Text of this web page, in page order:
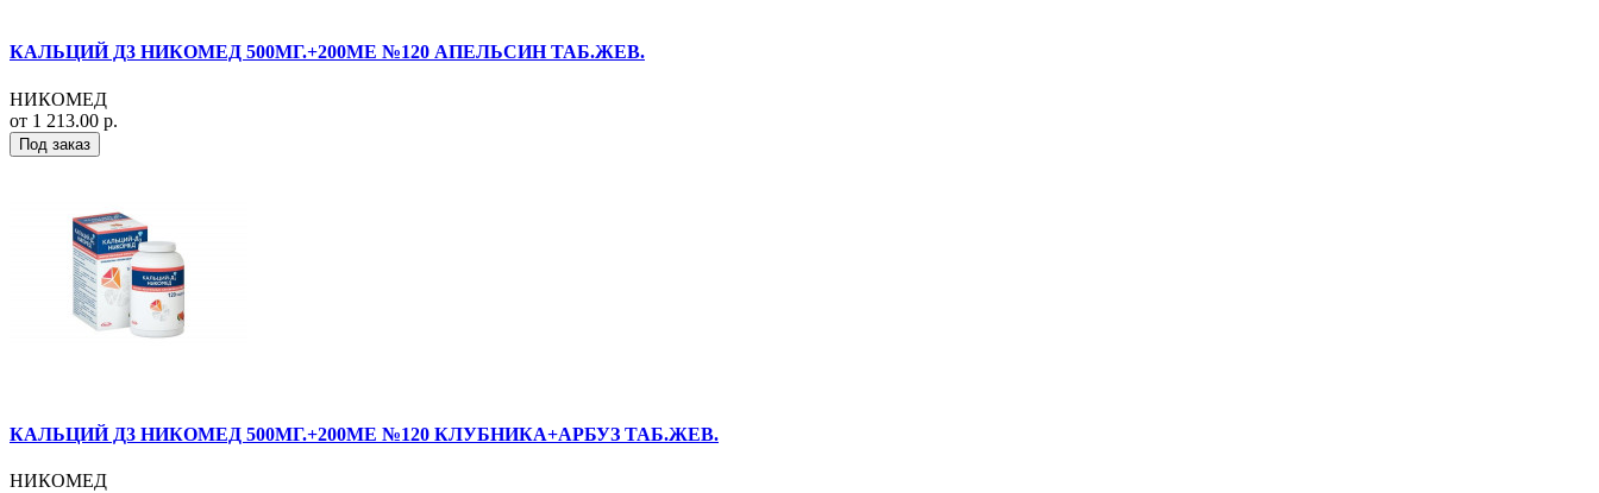
КАЛЬЦИЙ Д3 НИКОМЕД 500МГ.+200МЕ №120 АПЕЛЬСИН ТАБ.ЖЕВ.
НИКОМЕД
от 1 213.00 р.
Под заказ
КАЛЬЦИЙ Д3 НИКОМЕД 500МГ.+200МЕ №120 КЛУБНИКА+АРБУЗ ТАБ.ЖЕВ.
НИКОМЕД